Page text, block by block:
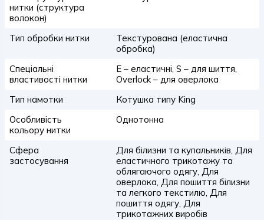
нитки (структура
волокон)
Тип обробки нитки
Текстурована (еластична
обробка)
Спеціальні
властивості нитки
E – еластичні, S – для шиття,
Overlock – для оверлока
Тип намотки
Котушка типу King
Особливість
кольору нитки
Однотонна
Сфера
застосування
Для білизни та купальників, Для
еластичного трикотажу та
облягаючого одягу, Для
оверлока, Для пошиття білизни
та легкого текстилю, Для
пошиття одягу, Для
трикотажних виробів